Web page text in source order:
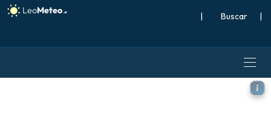
| |
GFS modelo -